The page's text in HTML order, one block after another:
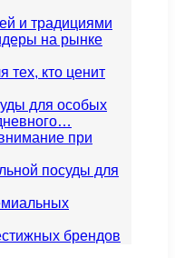
и традициями
на рынке
тех, кто ценит
для особых
при
посуды для
брендов